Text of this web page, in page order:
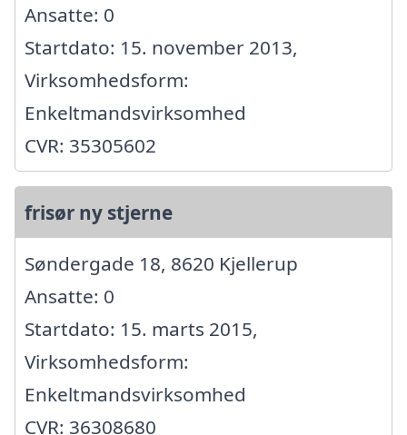
Ansatte: 0
Startdato: 15. november 2013,
Virksomhedsform:
Enkeltmandsvirksomhed
CVR: 35305602
frisør ny stjerne
Søndergade 18, 8620 Kjellerup
Ansatte: 0
Startdato: 15. marts 2015,
Virksomhedsform:
Enkeltmandsvirksomhed
CVR: 36308680